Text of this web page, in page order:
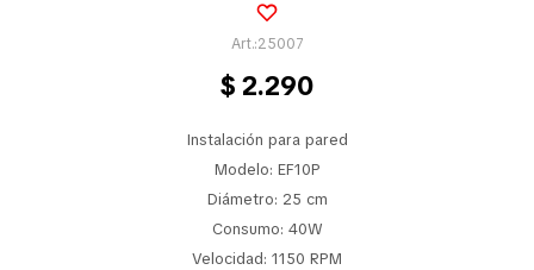
25007
$ 2.290
Instalación para pared
Modelo: EF10P
Diámetro: 25 cm
Consumo: 40W
Velocidad: 1150 RPM